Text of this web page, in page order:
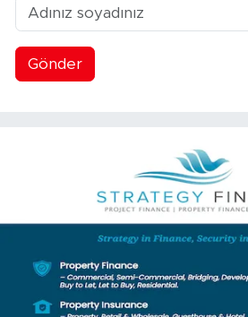
Gönder